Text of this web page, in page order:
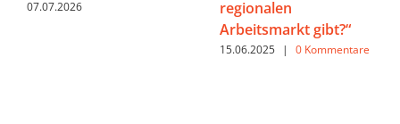
07.07.2026
regionalen
Arbeitsmarkt gibt?“
15.06.2025 | 0 Kommentare